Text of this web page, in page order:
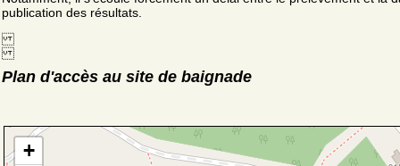
publication des résultats.
Plan d'accès au site de baignade
+